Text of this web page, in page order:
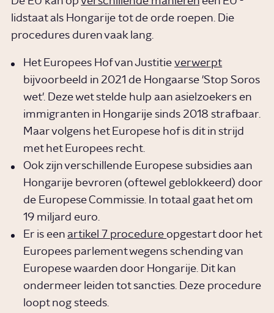
lidstaat als Hongarije tot de orde roepen. Die
procedures duren vaak lang.
Het Europees Hof van Justitieverwerpt
bijvoorbeeld in 2021 de Hongaarse 'Stop Soros
wet'. Deze wet stelde hulp aan asielzoekers en
immigranten in Hongarije sinds 2018 strafbaar.
Maar volgens het Europese hof is dit in strijd
met het Europees recht.
Ook zijn verschillende Europese subsidies aan
Hongarije bevroren (oftewel geblokkeerd) door
de Europese Commissie. In totaal gaat het om
19 miljard euro.
Er is eenartikel 7 procedure opgestart door het
Europees parlement wegens schending van
Europese waarden door Hongarije. Dit kan
ondermeer leiden tot sancties. Deze procedure
loopt nog steeds.